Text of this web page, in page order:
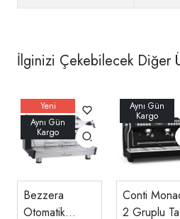
İlginizi Çekebilecek Diğer
Bezzera
Otomatik
Conti
2 Gruplu